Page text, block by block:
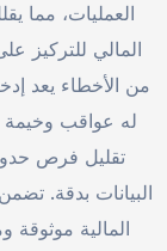
العمليات، مما
المالي للتركيز
من الأخطاء يعد
له عواقب وخيمة
تقليل فرص
البيانات بدقة.
المالية موثوقة